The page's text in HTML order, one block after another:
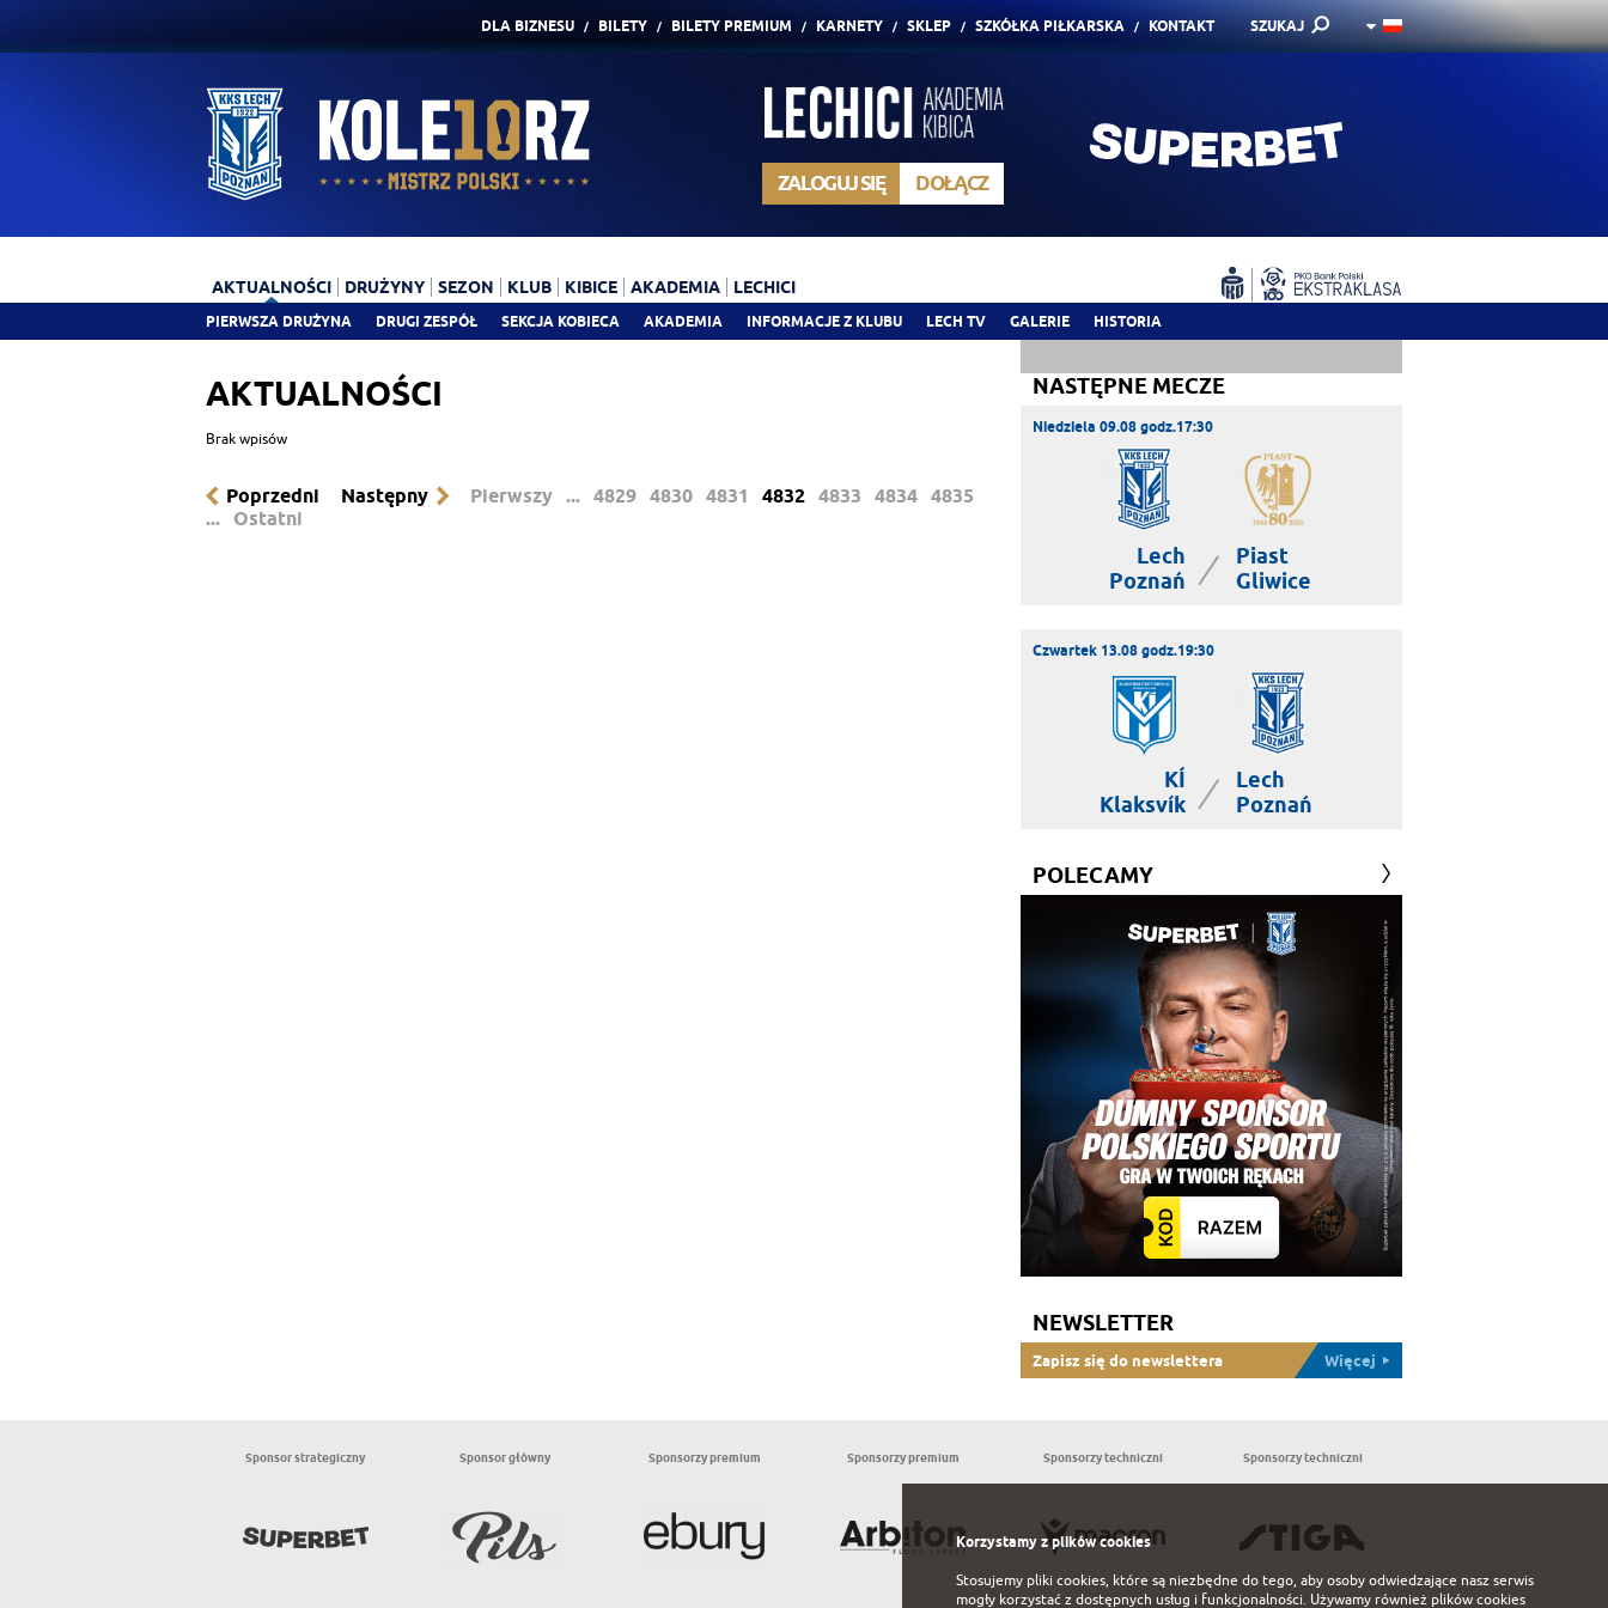
DLA BIZNESU BILETY BILETY PREMIUM KARNETY SKLEP SZKÓŁKA PIŁKARSKA KONTAKT SZUKAJ
ZALOGUJ SIĘ DOŁĄCZ
AKTUALNOŚCI
PIERWSZA DRUŻYNA DRUGI ZESPÓŁ SEKCJA KOBIECA AKADEMIA INFORMACJE Z KLUBU LECH TV GALERIE HISTORIA
DRUŻYNY SEZON KLUB KIBICE AKADEMIA LECHICI
AKTUALNOŚCI
Brak wpisów
Poprzedni Następny Pierwszy ... 4829 4830 4831 4832 4833 4834 4835
...
Ostatni
NASTĘPNE MECZE
Niedziela 09.08 godz.17:30
Lech
Poznań
|
Piast
Gliwice
Czwartek 13.08 godz.19:30
KÍ
Klaksvík
|
Lech
Poznań
POLECAMY
NEWSLETTER
Zapisz się do newslettera Więcej
Sponsor strategiczny Sponsor główny Sponsorzy premium Sponsorzy premium Sponsorzy techniczni Sponsorzy techniczni
Korzystamy z plików cookies
Stosujemy pliki cookies, które są niezbędne do tego, aby osoby odwiedzające nasz serwis
mogły korzystać z dostępnych usług i funkcjonalności. Używamy również plików cookies